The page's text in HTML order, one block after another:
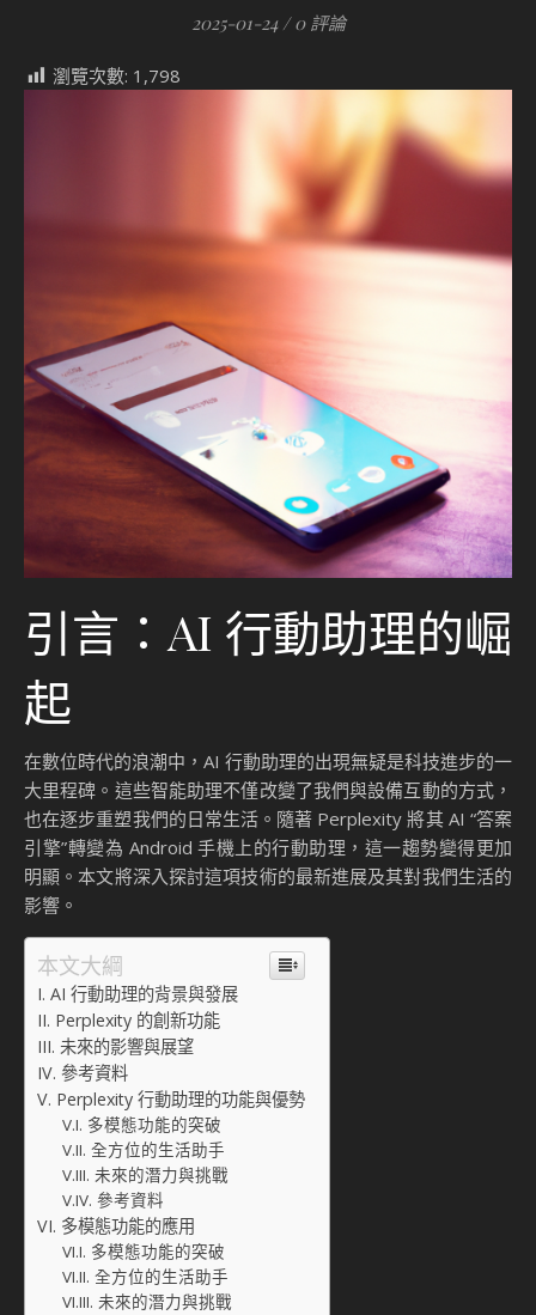
2025-01-24 / 0 評論
瀏覽次數: 1,798
引言：AI 行動助理的崛
起
在數位時代的浪潮中，AI 行動助理的出現無疑是科技進步的一
大里程碑。這些智能助理不僅改變了我們與設備互動的方式，
也在逐步重塑我們的日常生活。隨著 Perplexity 將其 AI “答案
引擎”轉變為 Android 手機上的行動助理，這一趨勢變得更加
明顯。本文將深入探討這項技術的最新進展及其對我們生活的
影響。
本文大綱
AI 行動助理的背景與發展
Perplexity 的創新功能
未來的影響與展望
參考資料
Perplexity 行動助理的功能與優勢
多模態功能的突破
全方位的生活助手
未來的潛力與挑戰
參考資料
多模態功能的應用
多模態功能的突破
全方位的生活助手
未來的潛力與挑戰